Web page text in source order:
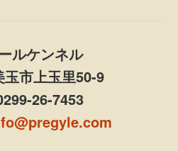
ルケンネル
市上玉里50-9
26-7453